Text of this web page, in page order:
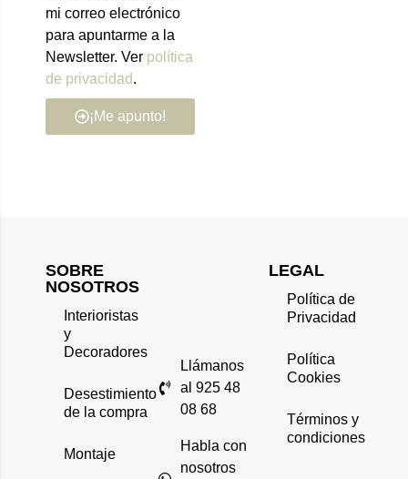
mi correo electrónico
para apuntarme a la
Newsletter. Ver política
de privacidad.
¡Me apunto!
SOBRE
NOSOTROS
Interioristas
y
Decoradores
Desestimiento
de la compra
Montaje
Llámanos
al 925 48
08 68
Habla con
nosotros
LEGAL
Política de
Privacidad
Política
Cookies
Términos y
condiciones